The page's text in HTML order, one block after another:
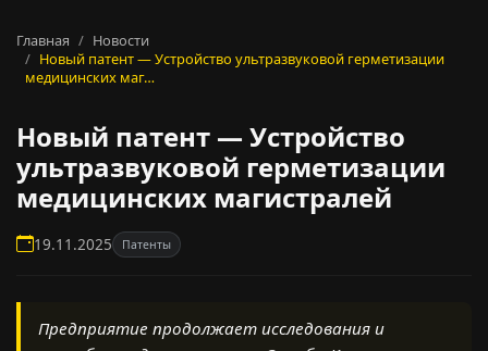
Главная
Новости
Новый патент — Устройство ультразвуковой герметизации
медицинских маг…
Новый патент — Устройство
ультразвуковой герметизации
медицинских магистралей
19.11.2025 Патенты
Предприятие продолжает исследования и